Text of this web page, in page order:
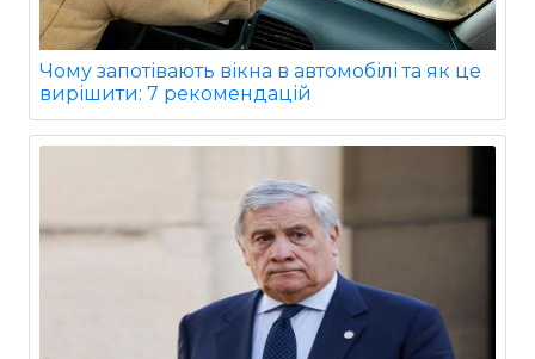
Чому запотівають вікна в автомобілі та як це
вирішити: 7 рекомендацій